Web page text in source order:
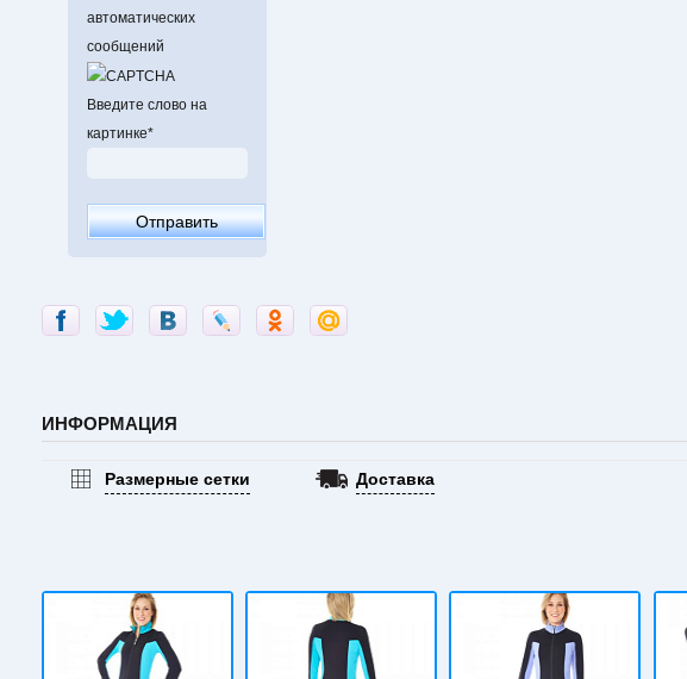
автоматических
сообщений
Введите слово на
картинке*
ИНФОРМАЦИЯ
Размерные сетки Доставка